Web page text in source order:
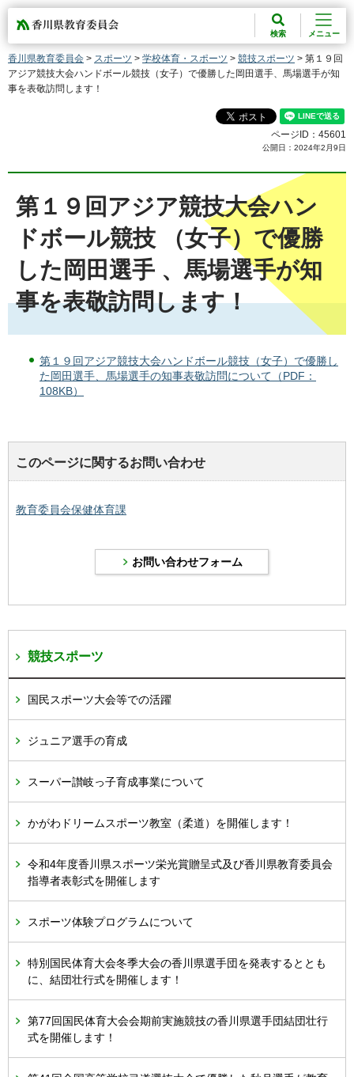
香川県教育委員会
検索 メニュー
香川県教育委員会 > スポーツ > 学校体育・スポーツ > 競技スポーツ > 第１９回
アジア競技大会ハンドボール競技（女子）で優勝した岡田選手、馬場選手が知
事を表敬訪問します！
ページID：45601
公開日：2024年2月9日
第１９回アジア競技大会ハン
ドボール競技 （女子）で優勝
した岡田選手 、馬場選手が知
事を表敬訪問します！
第１９回アジア競技大会ハンドボール競技（女子）で優勝し
た岡田選手、馬場選手の知事表敬訪問について（PDF：
108KB）
このページに関するお問い合わせ
教育委員会保健体育課
競技スポーツ
国民スポーツ大会等での活躍
ジュニア選手の育成
スーパー讃岐っ子育成事業について
かがわドリームスポーツ教室（柔道）を開催します！
令和4年度香川県スポーツ栄光賞贈呈式及び香川県教育委員会
指導者表彰式を開催します
スポーツ体験プログラムについて
特別国民体育大会冬季大会の香川県選手団を発表するととも
に、結団壮行式を開催します！
第77回国民体育大会会期前実施競技の香川県選手団結団壮行
式を開催します！